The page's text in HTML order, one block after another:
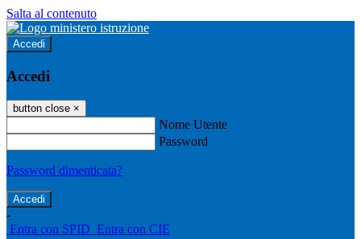
Salta al contenuto
Accedi
Accedi
button close ×
Nome Utente
Password
Password dimenticata?
-
Entra con SPID Entra con CIE